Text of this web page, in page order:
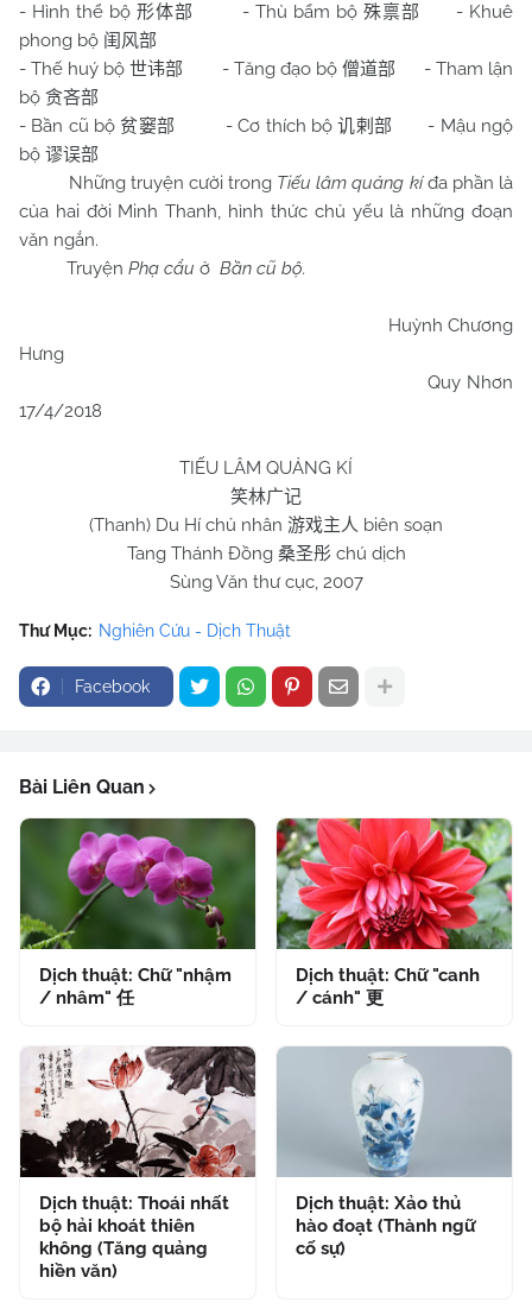
- Hình thể bộ形体部 - Thù bẩm bộ 殊禀部
- Khuê
phong bộ 闺风部
- Thế huý bộ世讳部 - Tăng đạo bộ 僧道部
- Tham lận
bộ 贪吝部
- Bần cũ bộ 贫窭部 - Cơ thích bộ讥剌部
- Mậu ngộ
bộ 谬误部
Những truyện cười trong Tiếu lâm quảng kíđa phần là
của hai đời Minh Thanh, hình thức chủ yếu là những đoạn
văn ngắn.
Truyện Phạ cẩu ở Bần cũ bộ.
Huỳnh Chương
Hưng
Quy Nhơn
17/4/2018
TIẾU LÂM QUẢNG KÍ
笑林广记
(Thanh) Du Hí chủ nhân 游戏主人 biên soạn
Tang Thánh Đồng 桑圣彤chú dịch
Sùng Văn thư cục, 2007
Thư Mục: Nghiên Cứu - Dịch Thuật
Facebook
Bài Liên Quan
Dịch thuật: Chữ "nhậm
/ nhâm" 任
Dịch thuật: Chữ "canh
/ cánh" 更
Dịch thuật: Thoái nhất
bộ hải khoát thiên
không (Tăng quảng
hiền văn)
Dịch thuật: Xảo thủ
hào đoạt (Thành ngữ
cố sự)